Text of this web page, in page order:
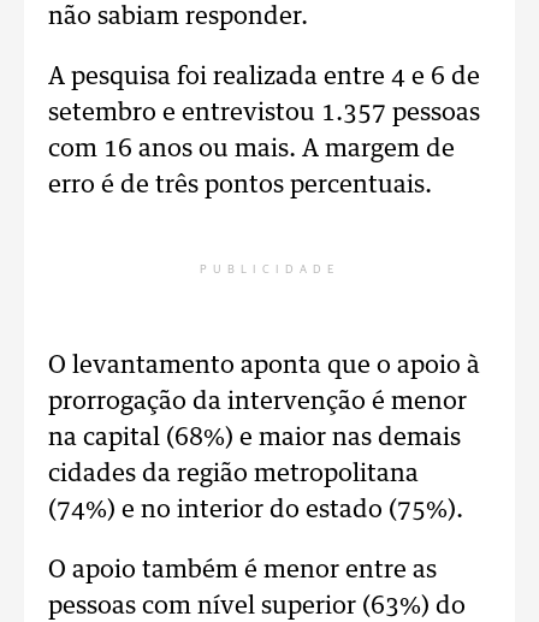
não sabiam responder.
A pesquisa foi realizada entre 4 e 6 de
setembro e entrevistou 1.357 pessoas
com 16 anos ou mais. A margem de
erro é de três pontos percentuais.
PUBLICIDADE
O levantamento aponta que o apoio à
prorrogação da intervenção é menor
na capital (68%) e maior nas demais
cidades da região metropolitana
(74%) e no interior do estado (75%).
O apoio também é menor entre as
pessoas com nível superior (63%) do